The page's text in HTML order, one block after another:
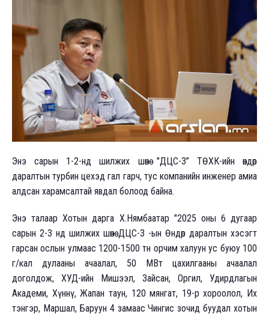
Энэ сарын 1-2-нд шилжих шөнө "ДЦС-3” ТӨХК-ийн өндөр
даралтын турбин цехэд гал гарч, тус компанийн инженер амиа
алдсан харамсалтай явдал болоод байна.
Энэ талаар Хотын дарга Х.Нямбаатар "2025 оны 6 дугаар
сарын 2-3 нд шилжих шөнө ДЦС-3 -ын Өндөр даралтын хэсэгт
гарсан ослын улмаас 1200-1500 тн орчим халуун ус буюу 100
г/кал дулааны ачаалал, 50 МВт цахилгааны ачаалал
доголдож, ХУД-ийн Мишээл, Зайсан, Оргил, Удирдлагын
Академи, Хүннү, Жапан таун, 120 мянгат, 19-р хороолол, Их
тэнгэр, Маршал, Баруун 4 замаас Чингис зочид буудал хотын